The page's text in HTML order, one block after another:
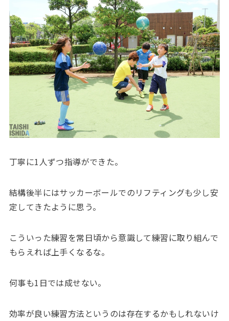
丁寧に1人ずつ指導ができた。
結構後半にはサッカーボールでのリフティングも少し安
定してきたように思う。
こういった練習を常日頃から意識して練習に取り組んで
もらえれば上手くなるな。
何事も1日では成せない。
効率が良い練習方法というのは存在するかもしれないけ